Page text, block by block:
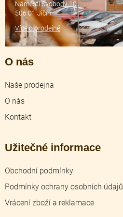
O nás
Naše prodejna
O nás
Kontakt
Užitečné informace
Obchodní podmínky
Podmínky ochrany osobních údajů
Vrácení zboží a reklamace
Náměstí Svobody 10
506 01 Jičín
Více o prodejně